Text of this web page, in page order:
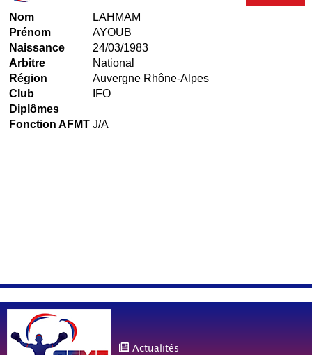
Nom
LAHMAM
Prénom
AYOUB
Naissance
24/03/1983
Arbitre
National
Région
Auvergne Rhône-Alpes
Club
IFO
Diplômes
Fonction AFMT J/A
Actualités